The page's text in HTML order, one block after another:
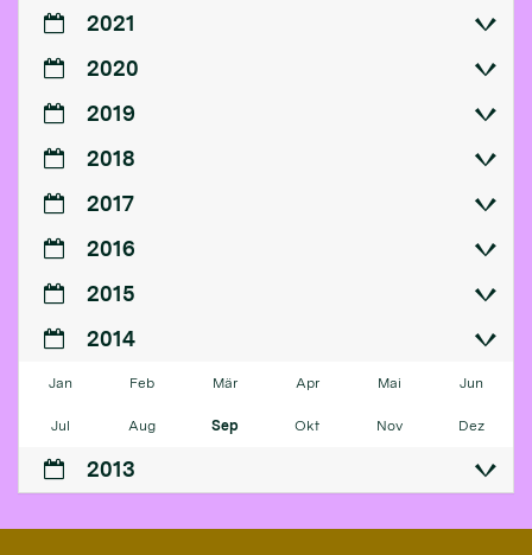
2021
2020
2019
2018
2017
2016
2015
2014
Jan Feb Mär Apr Mai Jun
Jul Aug Sep Okt Nov Dez
2013